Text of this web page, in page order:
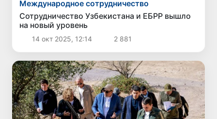
Международное сотрудничество
Сотрудничество Узбекистана и ЕБРР вышло
на новый уровень
14 окт 2025, 12:14 2 881